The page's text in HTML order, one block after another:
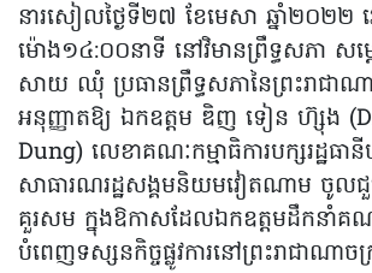
នារសៀលថ្ងៃទី២៧ ខែមេសា ឆ្នាំ២០២២
ម៉ោង១៤:០០នាទី នៅវិមានព្រឹទ្ធសភា សម្
សាយ ឈុំ ប្រធានព្រឹទ្ធសភានៃព្រះរាជាណ
អនុញ្ញាតឱ្យ ឯកឧត្តម ឌិញ ទៀន ហ៊្សុង
Dung) លេខាគណៈកម្មាធិការបក្សរដ្ឋ
សាធារណរដ្ឋសង្គមនិយមវៀតណាម ចូលជួ
គួរសម ក្នុងឱកាសដែលឯកឧត្តមដឹកនាំគ
បំពេញទស្សនកិច្ចផ្លូវការនៅព្រះរាជាណាច